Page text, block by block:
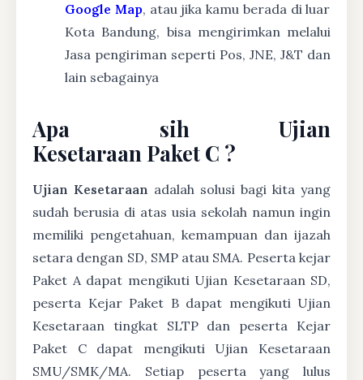
Google Map, atau jika kamu berada di luar
Kota Bandung, bisa mengirimkan melalui
Jasa pengiriman seperti Pos, JNE, J&T dan
lain sebagainya
Apa sih Ujian
Kesetaraan Paket C ?
Ujian Kesetaraan adalah solusi bagi kita yang
sudah berusia di atas usia sekolah namun ingin
memiliki pengetahuan, kemampuan dan ijazah
setara dengan SD, SMP atau SMA. Peserta kejar
Paket A dapat mengikuti Ujian Kesetaraan SD,
peserta Kejar Paket B dapat mengikuti Ujian
Kesetaraan tingkat SLTP dan peserta Kejar
Paket C dapat mengikuti Ujian Kesetaraan
SMU/SMK/MA. Setiap peserta yang lulus